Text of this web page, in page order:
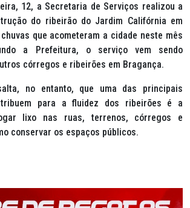
12, a Secretaria de Serviços realizou a
do ribeirão do Jardim Califórnia em
que acometeram a cidade neste mês
a Prefeitura, o serviço vem sendo
córregos e ribeirões em Bragança.
no entanto, que uma das principais
para a fluidez dos ribeirões é a
lixo nas ruas, terrenos, córregos e
conservar os espaços públicos.